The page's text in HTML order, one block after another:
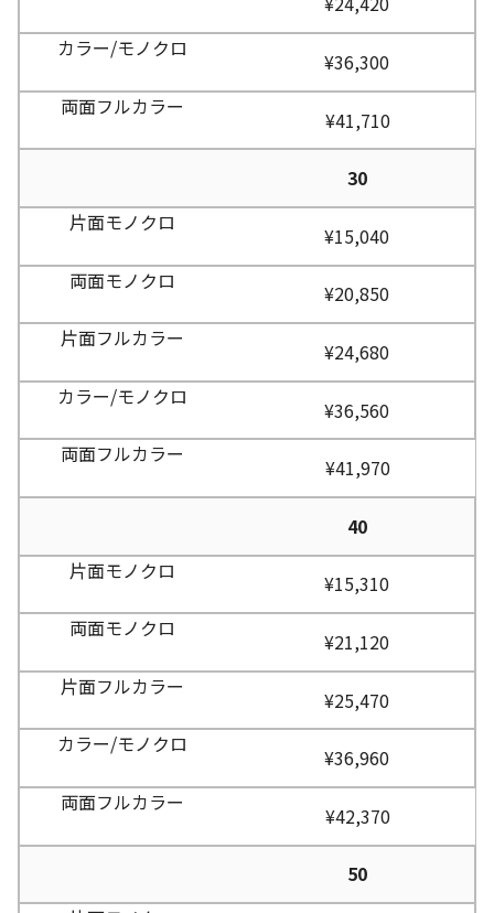
¥36,300
¥41,710
30
¥15,040
¥20,850
¥24,680
¥36,560
¥41,970
40
¥15,310
¥21,120
¥25,470
¥36,960
¥42,370
50